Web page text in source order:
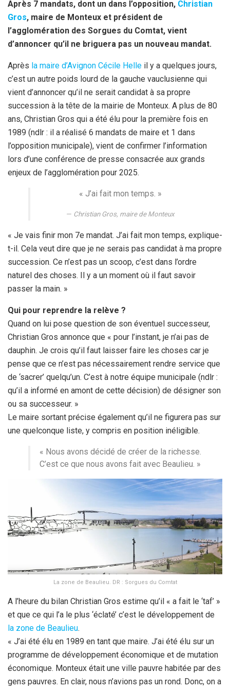
o
o
k
n
g
e
A
p
p
Après 7 mandats, dont un dans l’opposition, Christian
Gros, maire de Monteux et président de
l’agglomération des Sorgues du Comtat, vient
d’annoncer qu’il ne briguera pas un nouveau mandat.
Après la maire d’Avignon Cécile Helle il y a quelques jours,
c’est un autre poids lourd de la gauche vauclusienne qui
vient d’annoncer qu’il ne serait candidat à sa propre
succession à la tête de la mairie de Monteux. A plus de 80
ans, Christian Gros qui a été élu pour la première fois en
1989 (ndlr : il a réalisé 6 mandats de maire et 1 dans
l’opposition municipale), vient de confirmer l’information
lors d’une conférence de presse consacrée aux grands
enjeux de l’agglomération pour 2025.
« J’ai fait mon temps. »
Christian Gros, maire de Monteux
« Je vais finir mon 7e mandat. J’ai fait mon temps, explique-
t-il. Cela veut dire que je ne serais pas candidat à ma propre
succession. Ce n’est pas un scoop, c’est dans l’ordre
naturel des choses. Il y a un moment où il faut savoir
passer la main. »
Qui pour reprendre la relève ?
Quand on lui pose question de son éventuel successeur,
Christian Gros annonce que « pour l’instant, je n’ai pas de
dauphin. Je crois qu’il faut laisser faire les choses car je
pense que ce n’est pas nécessairement rendre service que
de ‘sacrer’ quelqu’un. C’est à notre équipe municipale (ndlr :
qu’il a informé en amont de cette décision) de désigner son
ou sa successeur. »
Le maire sortant précise également qu’il ne figurera pas sur
une quelconque liste, y compris en position inéligible.
« Nous avons décidé de créer de la richesse.
C’est ce que nous avons fait avec Beaulieu. »
La zone de Beaulieu. DR : Sorgues du Comtat
A l’heure du bilan Christian Gros estime qu’il « a fait le ‘taf’ »
et que ce qui l’a le plus ‘éclaté’ c’est le développement de
la zone de Beaulieu.
« J’ai été élu en 1989 en tant que maire. J’ai été élu sur un
programme de développement économique et de mutation
économique. Monteux était une ville pauvre habitée par des
gens pauvres. En clair, nous n’avions pas un rond. Donc, on a